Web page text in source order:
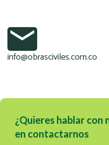
info@obrasciviles.com.co
¿Quieres hablar con
en contactarnos